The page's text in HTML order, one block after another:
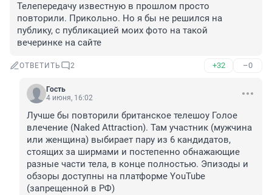
Телепередачу известную в прошлом просто
повторили. Прикольно. Но я бы не решился на
публику, с публикацией моих фото на такой
вечеринке на сайте
ОТВЕТИТЬ 2 +32 –0
Гость
4 июня, 16:02
Лучше бы повторили британское телешоу Голое
влечение (Naked Attraction). Там участник (мужчина
или женщина) выбирает пару из 6 кандидатов,
стоящих за ширмами и постепенно обнажающие
разные части тела, в конце полностью. Эпизоды и
обзоры доступны на платформе YouTube
(запрещенной в РФ)